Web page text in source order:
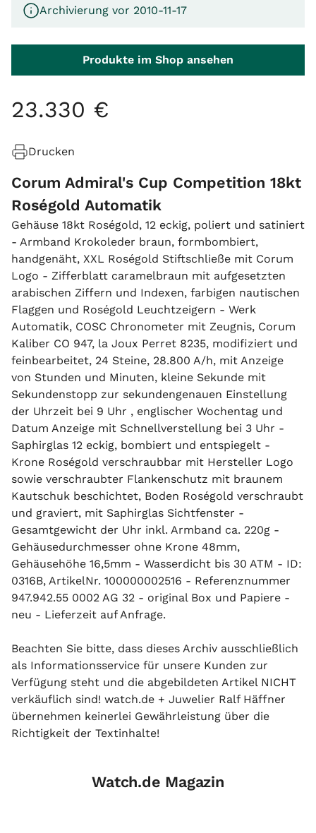
Archivierung vor 2010-11-17
Produkte im Shop ansehen
23.330 €
Drucken
Corum Admiral's Cup Competition 18kt
Roségold Automatik
Gehäuse 18kt Roségold, 12 eckig, poliert und satiniert
- Armband Krokoleder braun, formbombiert,
handgenäht, XXL Roségold Stiftschließe mit Corum
Logo - Zifferblatt caramelbraun mit aufgesetzten
arabischen Ziffern und Indexen, farbigen nautischen
Flaggen und Roségold Leuchtzeigern - Werk
Automatik, COSC Chronometer mit Zeugnis, Corum
Kaliber CO 947, la Joux Perret 8235, modifiziert und
feinbearbeitet, 24 Steine, 28.800 A/h, mit Anzeige
von Stunden und Minuten, kleine Sekunde mit
Sekundenstopp zur sekundengenauen Einstellung
der Uhrzeit bei 9 Uhr , englischer Wochentag und
Datum Anzeige mit Schnellverstellung bei 3 Uhr -
Saphirglas 12 eckig, bombiert und entspiegelt -
Krone Roségold verschraubbar mit Hersteller Logo
sowie verschraubter Flankenschutz mit braunem
Kautschuk beschichtet, Boden Roségold verschraubt
und graviert, mit Saphirglas Sichtfenster -
Gesamtgewicht der Uhr inkl. Armband ca. 220g -
Gehäusedurchmesser ohne Krone 48mm,
Gehäusehöhe 16,5mm - Wasserdicht bis 30 ATM - ID:
0316B, ArtikelNr. 100000002516 - Referenznummer
947.942.55 0002 AG 32 - original Box und Papiere -
neu - Lieferzeit auf Anfrage.
Beachten Sie bitte, dass dieses Archiv ausschließlich
als Informationsservice für unsere Kunden zur
Verfügung steht und die abgebildeten Artikel NICHT
verkäuflich sind! watch.de + Juwelier Ralf Häffner
übernehmen keinerlei Gewährleistung über die
Richtigkeit der Textinhalte!
Watch.de Magazin